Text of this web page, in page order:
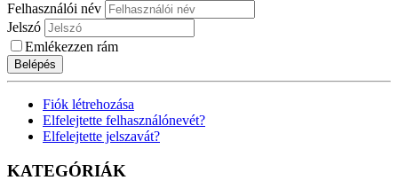
Felhasználói név
Jelszó
Emlékezzen rám
Belépés
Fiók létrehozása
Elfelejtette felhasználónevét?
Elfelejtette jelszavát?
KATEGÓRIÁK